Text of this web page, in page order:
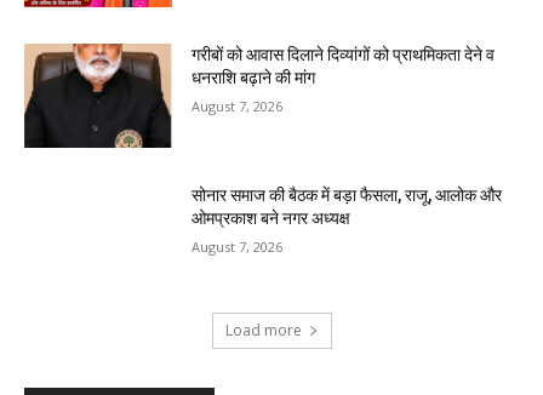
गरीबों को आवास दिलाने दिव्यांगों को प्राथमिकता देने व
धनराशि बढ़ाने की मांग
August 7, 2026
सोनार समाज की बैठक में बड़ा फैसला, राजू, आलोक और
ओमप्रकाश बने नगर अध्यक्ष
August 7, 2026
Load more